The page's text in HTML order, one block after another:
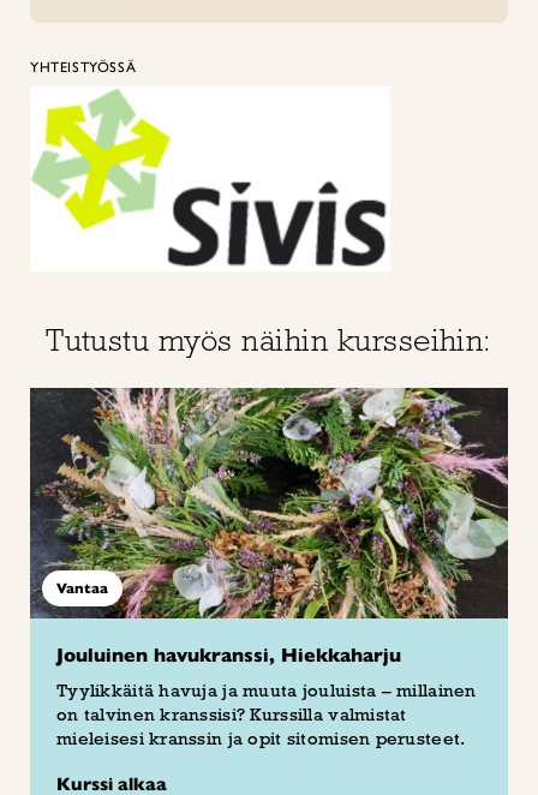
YHTEISTYÖSSÄ
Tutustu myös näihin kursseihin:
Vantaa
Jouluinen havukranssi, Hiekkaharju
Tyylikkäitä havuja ja muuta jouluista – millainen
on talvinen kranssisi? Kurssilla valmistat
mieleisesi kranssin ja opit sitomisen perusteet.
Kurssi alkaa